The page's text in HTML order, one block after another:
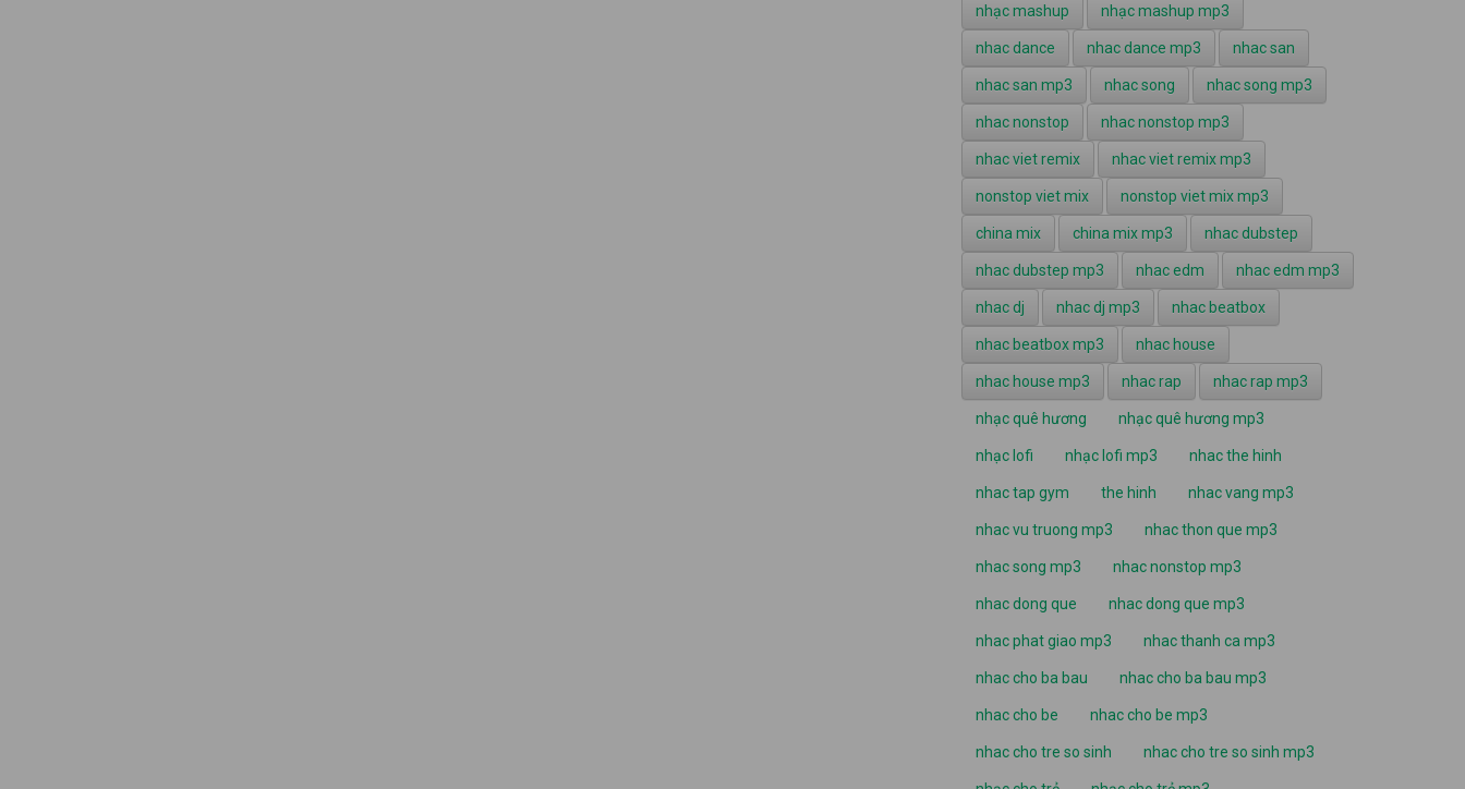
nhạc mashup nhạc mashup mp3
nhac dance nhac dance mp3 nhac san
nhac san mp3 nhac song nhac song mp3
nhac nonstop nhac nonstop mp3
nhac viet remix nhac viet remix mp3
nonstop viet mix nonstop viet mix mp3
china mix china mix mp3 nhac dubstep
nhac dubstep mp3 nhac edm nhac edm mp3
nhac dj nhac dj mp3 nhac beatbox
nhac beatbox mp3 nhac house
nhac house mp3 nhac rap nhac rap mp3
nhạc quê hương nhạc quê hương mp3
nhạc lofi nhạc lofi mp3 nhac the hinh
nhac tap gym the hinh nhac vang mp3
nhac vu truong mp3 nhac thon que mp3
nhac song mp3 nhac nonstop mp3
nhac dong que nhac dong que mp3
nhac phat giao mp3 nhac thanh ca mp3
nhac cho ba bau nhac cho ba bau mp3
nhac cho be nhac cho be mp3
nhac cho tre so sinh nhac cho tre so sinh mp3